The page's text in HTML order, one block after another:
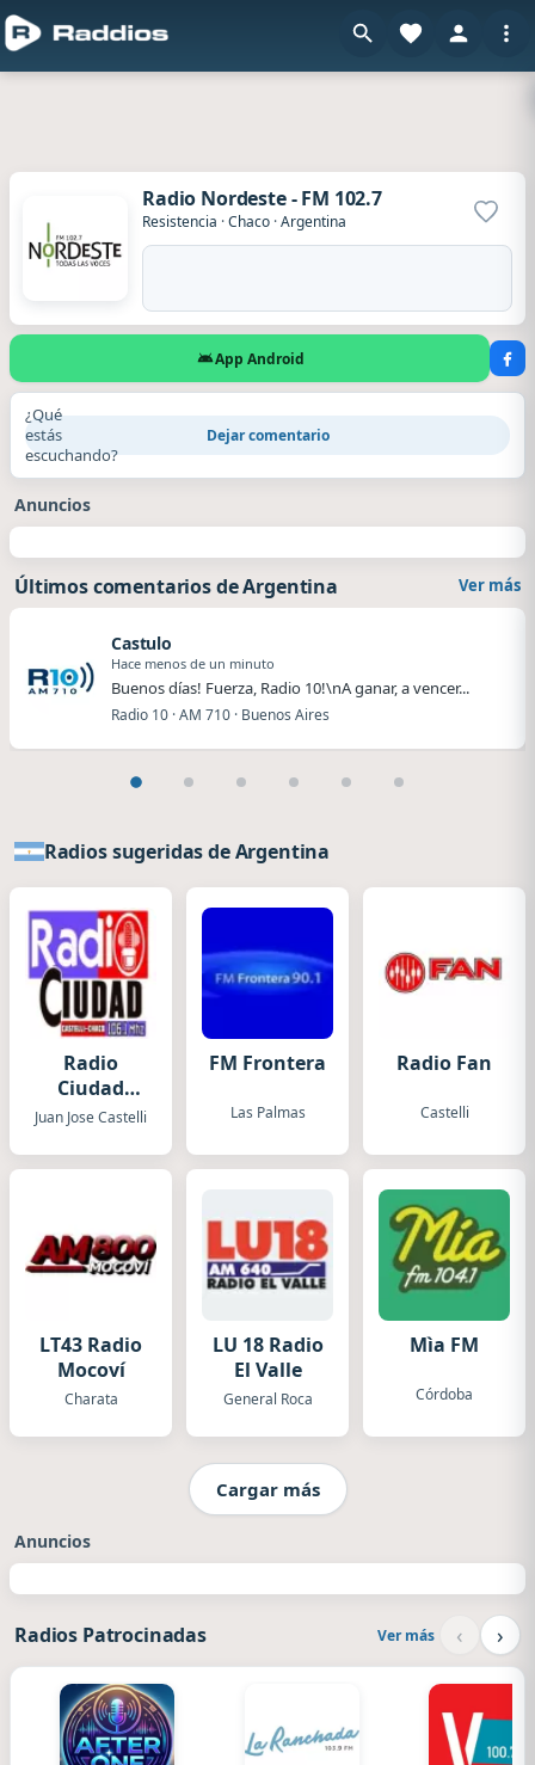
Radio Nordeste - FM 102.7
Resistencia ·Chaco ·Argentina
App Android
¿Qué
estás
escuchando?
Dejar comentario
Anuncios
Últimos comentarios de Argentina Ver más
Castulo
Hace menos de un minuto
Buenos días! Fuerza, Radio 10!\nA ganar, a vencer...
Radio 10 · AM 710 · Buenos Aires
Radios sugeridas de Argentina
Radio
Ciudad
Castelli
Juan Jose Castelli
FM Frontera
Las Palmas
Radio Fan
Castelli
LT43 Radio
Mocoví
Charata
LU 18 Radio
El Valle
General Roca
Mìa FM
Córdoba
Cargar más
Anuncios
Radios Patrocinadas Ver más ‹ ›